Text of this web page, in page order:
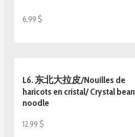
6,99 $
L6. 东北大拉皮/Nouilles de
haricots en cristal/ Crystal bean
noodle
12,99 $